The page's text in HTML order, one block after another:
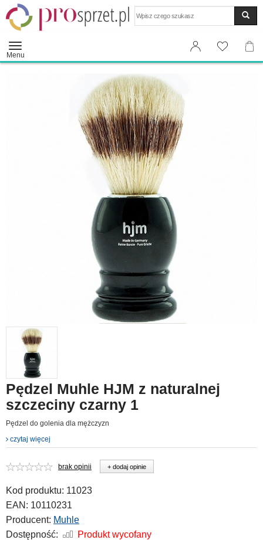
Menu
Pędzel Muhle HJM z naturalnej
szczeciny czarny 1
Pędzel do golenia dla mężczyzn
czytaj więcej
brak opinii + dodaj opinie
Kod produktu: 11023
EAN: 10110231
Producent: Muhle
Dostępność:
Produkt wycofany